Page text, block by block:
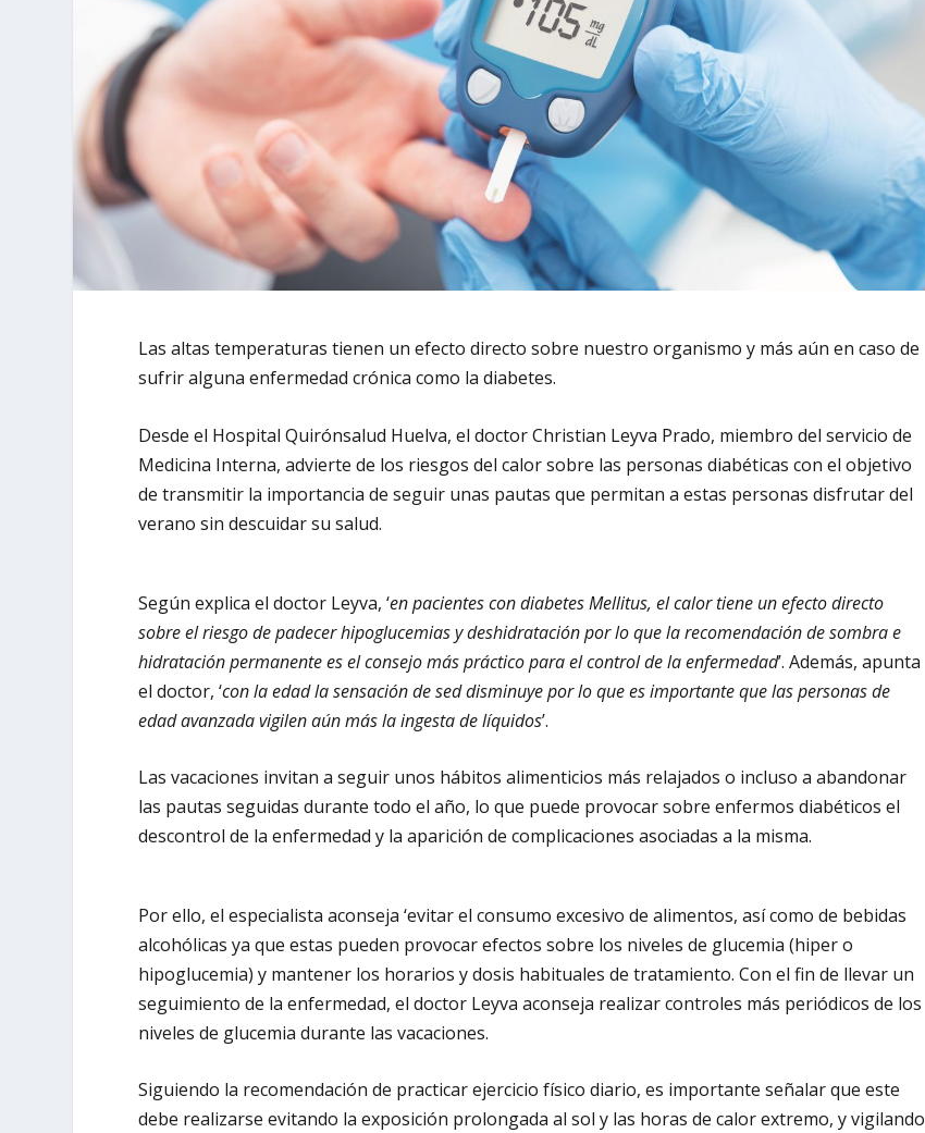
Las altas temperaturas tienen un efecto directo sobre nuestro organismo y más aún en caso de
sufrir alguna enfermedad crónica como la diabetes.
Desde el Hospital Quirónsalud Huelva, el doctor Christian Leyva Prado, miembro del servicio de
Medicina Interna, advierte de los riesgos del calor sobre las personas diabéticas con el objetivo
de transmitir la importancia de seguir unas pautas que permitan a estas personas disfrutar del
verano sin descuidar su salud.
Según explica el doctor Leyva, ‘en pacientes con diabetes Mellitus, el calor tiene un efecto directo
sobre el riesgo de padecer hipoglucemias y deshidratación por lo que la recomendación de sombra e
hidratación permanente es el consejo más práctico para el control de la enfermedad’. Además, apunta
el doctor, ‘con la edad la sensación de sed disminuye por lo que es importante que las personas de
edad avanzada vigilen aún más la ingesta de líquidos’.
Las vacaciones invitan a seguir unos hábitos alimenticios más relajados o incluso a abandonar
las pautas seguidas durante todo el año, lo que puede provocar sobre enfermos diabéticos el
descontrol de la enfermedad y la aparición de complicaciones asociadas a la misma.
Por ello, el especialista aconseja ‘evitar el consumo excesivo de alimentos, así como de bebidas
alcohólicas ya que estas pueden provocar efectos sobre los niveles de glucemia (hiper o
hipoglucemia) y mantener los horarios y dosis habituales de tratamiento. Con el fin de llevar un
seguimiento de la enfermedad, el doctor Leyva aconseja realizar controles más periódicos de los
niveles de glucemia durante las vacaciones.
Siguiendo la recomendación de practicar ejercicio físico diario, es importante señalar que este
debe realizarse evitando la exposición prolongada al sol y las horas de calor extremo, y vigilando